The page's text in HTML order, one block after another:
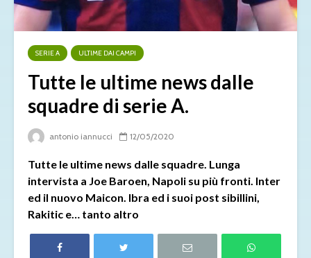
SERIE A ULTIME DAI CAMPI
Tutte le ultime news dalle
squadre di serie A.
antonio iannucci 12/05/2020
Tutte le ultime news dalle squadre. Lunga
intervista a Joe Baroen, Napoli su più fronti. Inter
ed il nuovo Maicon. Ibra ed i suoi post sibillini,
Rakitic e… tanto altro